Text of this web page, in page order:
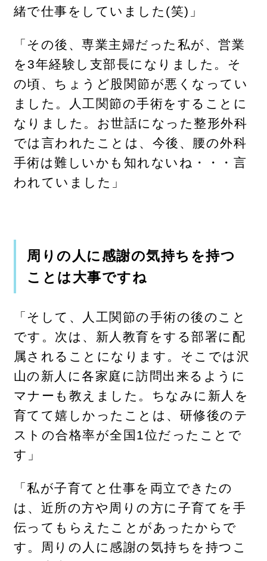
緒で仕事をしていました(笑)」
「その後、専業主婦だった私が、営業
を3年経験し支部長になりました。そ
の頃、ちょうど股関節が悪くなってい
ました。人工関節の手術をすることに
なりました。お世話になった整形外科
では言われたことは、今後、腰の外科
手術は難しいかも知れないね・・・言
われていました」
周りの人に感謝の気持ちを持つ
ことは大事ですね
「そして、人工関節の手術の後のこと
です。次は、新人教育をする部署に配
属されることになります。そこでは沢
山の新人に各家庭に訪問出来るように
マナーも教えました。ちなみに新人を
育てて嬉しかったことは、研修後のテ
ストの合格率が全国1位だったことで
す」
「私が子育てと仕事を両立できたの
は、近所の方や周りの方に子育てを手
伝ってもらえたことがあったからで
す。周りの人に感謝の気持ちを持つこ